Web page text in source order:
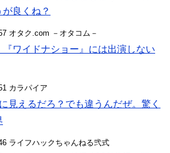
良くね？
オタク.com －オタコム－
ワイドナショー』には出演しない
カラパイア
見えるだろ？でも違うんだぜ。驚く
ライフハックちゃんねる弐式